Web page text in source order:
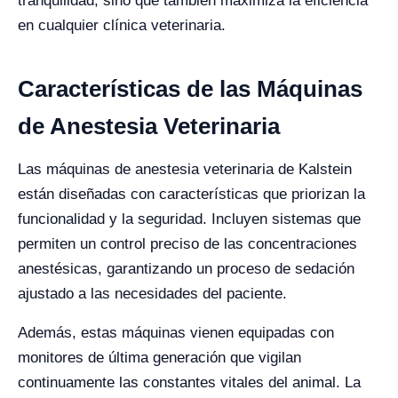
en cualquier clínica veterinaria.
Características de las Máquinas
de Anestesia Veterinaria
Las máquinas de anestesia veterinaria de Kalstein
están diseñadas con características que priorizan la
funcionalidad y la seguridad. Incluyen sistemas que
permiten un control preciso de las concentraciones
anestésicas, garantizando un proceso de sedación
ajustado a las necesidades del paciente.
Además, estas máquinas vienen equipadas con
monitores de última generación que vigilan
continuamente las constantes vitales del animal. La